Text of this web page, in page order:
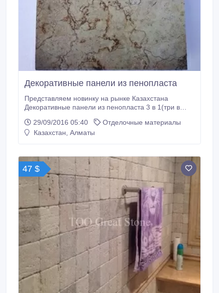
Декоративные панели из пенопласта
Представляем новинку на рынке Казахстана
Декоративные панели из пенопласта 3 в 1(три в
защитный слой(краска). При облицовке Вашего доа
Вы получаете тепо, красоту и эстетичность в один
стойкой к ультрафиолетавым лучам.
29/09/2016 05:40
Отделочные материалы
Казахстан, Алматы
47 $